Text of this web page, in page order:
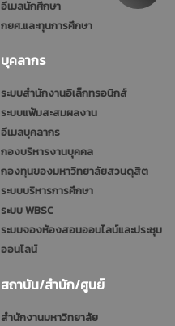
อีเมลนักศึกษา
กยศ.และทุนการศึกษา
บุคลากร
ระบบสำนักงานอิเล็กทรอนิกส์
ระบบแฟ้มสะสมผลงาน
อีเมลบุคลากร
กองบริหารงานบุคคล
กองทุนของมหาวิทยาลัยสวนดุสิต
ระบบบริหารการศึกษา
ระบบ WBSC
ระบบจองห้องสอนออนไลน์และประชุม
ออนไลน์
สถาบัน/สำนัก/ศูนย์
สำนักงานมหาวิทยาลัย